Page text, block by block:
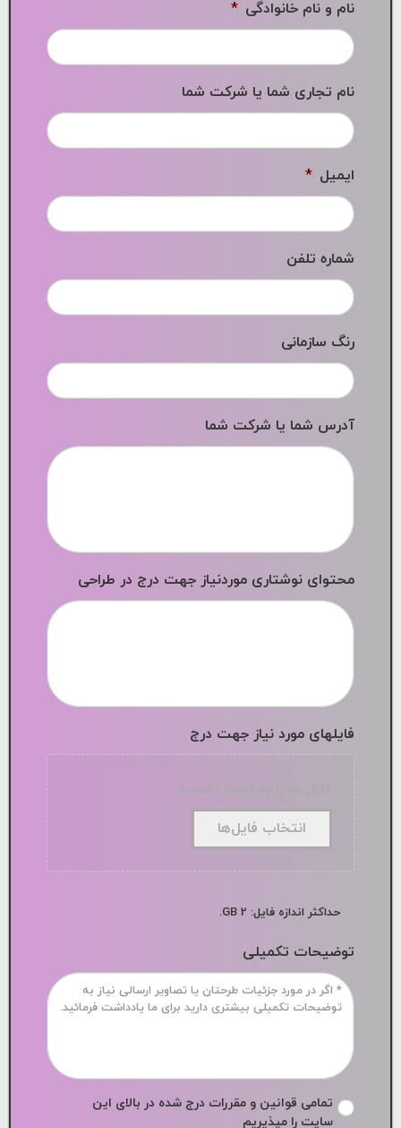
نام و نام خانوادگی *
نام تجاری شما یا شرکت شما
ایمیل *
شماره تلفن
رنگ سازمانی
آدرس شما یا شرکت شما
محتوای نوشتاری موردنیاز جهت درج در طراحی
فایلهای مورد نیاز جهت درج
فایل ها را به اینجا بکشید
انتخاب فایل‌ها
حداکثر اندازه فایل: 2 GB.
توضیحات تکمیلی
* تمامی قوانین و مقررات درج شده در بالای این
سایت را مپذیریم